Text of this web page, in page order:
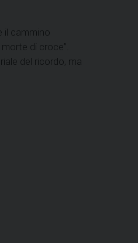
il cammino
di croce”.
del ricordo, ma